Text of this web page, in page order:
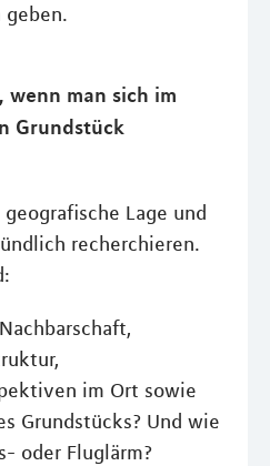
geben.
man sich im
Grundstück
Lage und
recherchieren.
im Ort sowie
Grundstücks? Und wie
oder Fluglärm?